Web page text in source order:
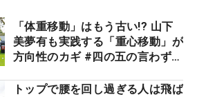
「体重移動」はもう古い!? 山下
美夢有も実践する「重心移動」が
方向性のカギ #四の五の言わず振
トップで腰を回し過ぎる人は飛ば